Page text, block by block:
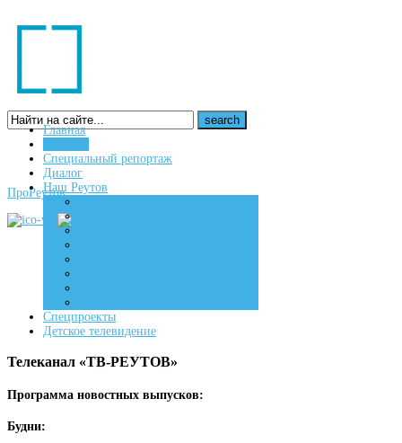
16+
ПроРеутов
Главная
Специальный репортаж
Диалог
Наш Реутов
Спецпроекты
Детское телевидение
Телеканал «ТВ-РЕУТОВ»
Программа новостных выпусков:
Будни: